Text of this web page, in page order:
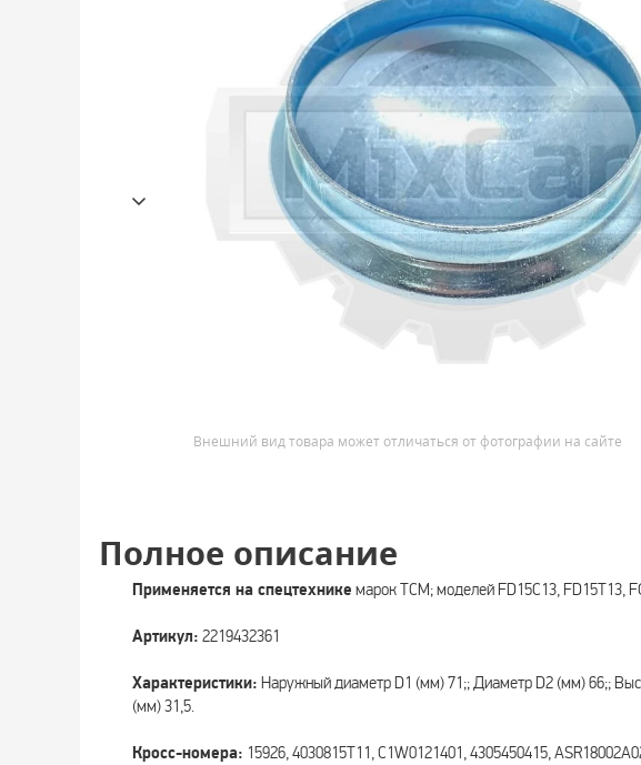
Внешний вид товара может отличаться от фотографии на сайте
Полное описание
Применяется на спецтехнике марок TCM; моделей FD15C13, FD15T13,
Артикул: 2219432361
Характеристики: Наружный диаметр D1 (мм) 71;; Диаметр D2 (мм) 66;;
(мм) 31,5.
Кросс-номера: 15926, 4030815T11, C1W0121401, 4305450415,